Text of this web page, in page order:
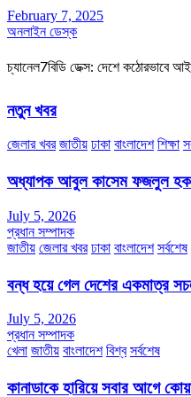
February 7, 2025
অনলাইন ডেস্ক
চ্যানেল7বিডি ডেক্স: দেশে কঠোরভাবে
নতুন খবর
জেলার খবর জাতীয় ঢাকা বাংলাদেশ শিক্ষা
অধ্যাপক আবুল কাসেম ফজলুল হক
July 5, 2026
প্রধান সম্পাদক
জাতীয় জেলার খবর ঢাকা বাংলাদেশ সর্বশেষ
বন্ধ হয়ে গেল দেশের একমাত্র
July 5, 2026
প্রধান সম্পাদক
খেলা জাতীয় বাংলাদেশ বিশ্ব সর্বশেষ
কানাডাকে হারিয়ে সবার আগে